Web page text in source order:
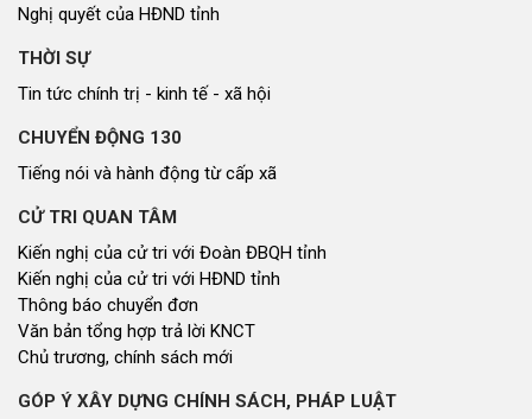
Nghị quyết của HĐND tỉnh
THỜI SỰ
Tin tức chính trị - kinh tế - xã hội
CHUYỂN ĐỘNG 130
Tiếng nói và hành động từ cấp xã
CỬ TRI QUAN TÂM
Kiến nghị của cử tri với Đoàn ĐBQH tỉnh
Kiến nghị của cử tri với HĐND tỉnh
Thông báo chuyển đơn
Văn bản tổng hợp trả lời KNCT
Chủ trương, chính sách mới
GÓP Ý XÂY DỰNG CHÍNH SÁCH, PHÁP LUẬT